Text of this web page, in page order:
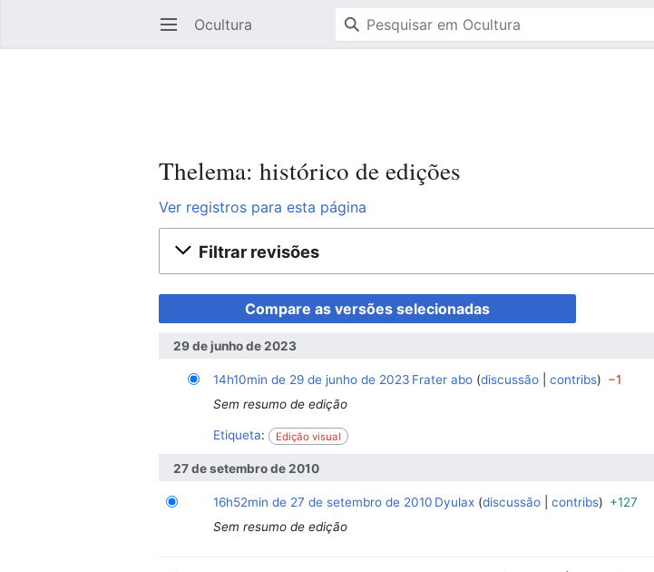
Abrir menu principal Ocultura
Thelema: histórico de edições
Ver registros para esta página
Filtrar revisões
29 de junho de 2023
14h10min de 29 de junho de 2023 Frater abo discussão contribs
−1
Sem resumo de edição
Etiqueta: Edição visual
27 de setembro de 2010
16h52min de 27 de setembro de 2010 Dyulax discussão contribs
+127
Sem resumo de edição